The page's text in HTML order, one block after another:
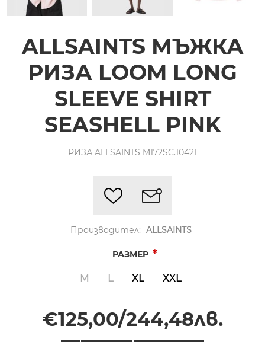
ALLSAINTS МЪЖКА
РИЗА LOOM LONG
SLEEVE SHIRT
SEASHELL PINK
РИЗА ALLSAINTS M172SC.10421
Производител: ALLSAINTS
РАЗМЕР *
M L XL XXL
€125,00/244,48лв.